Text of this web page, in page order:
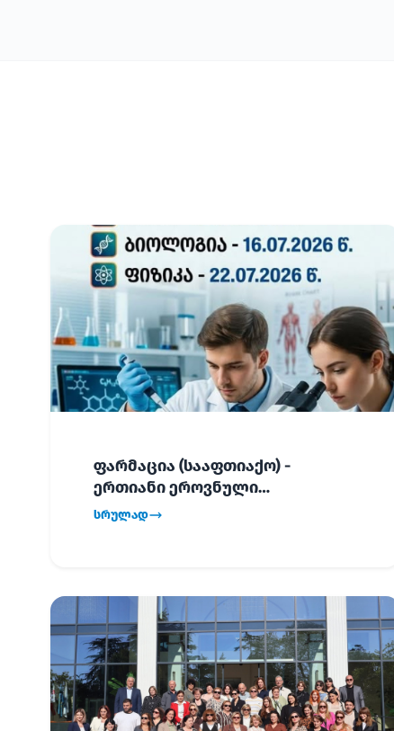
ფარმაცია (სააფთიაქო) -
ერთიანი ეროვნული
გამოცდების განრიგი!
სრულად